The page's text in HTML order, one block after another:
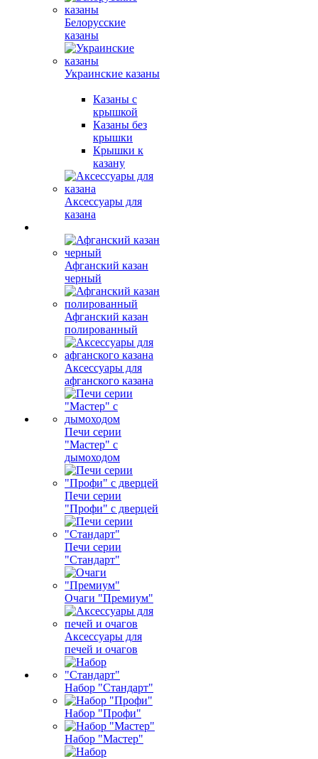
Белорусские
казаны
Украинские казаны
Казаны с
крышкой
Казаны без
крышки
Крышки к
казану
Аксессуары для
казана
Афганский казан
черный
Афганский казан
полированный
Аксессуары для
афганского казана
Печи серии
"Мастер" с
дымоходом
Печи серии
"Профи" с дверцей
Печи серии
"Стандарт"
Очаги "Премиум"
Аксессуары для
печей и очагов
Набор "Стандарт"
Набор "Профи"
Набор "Мастер"